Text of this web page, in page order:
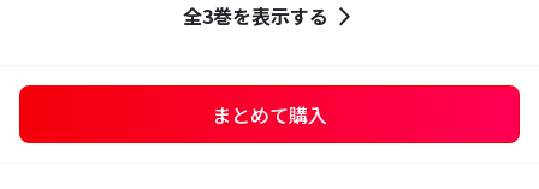
全3巻を表示する
まとめて購入